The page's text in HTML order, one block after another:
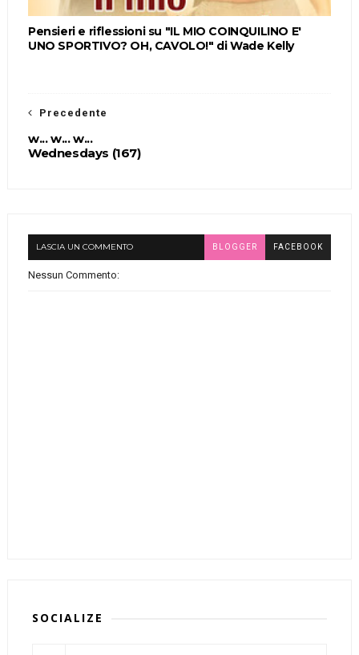
Pensieri e riflessioni su "IL MIO COINQUILINO E'
UNO SPORTIVO? OH, CAVOLO!" di Wade Kelly
Precedente
w... w... w...
Wednesdays (167)
LASCIA UN COMMENTO BLOGGER FACEBOOK
Nessun Commento:
SOCIALIZE